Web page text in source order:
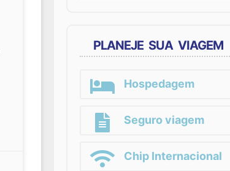
PLANEJE SUA VIAGEM
Hospedagem
Seguro viagem
Chip Internacional